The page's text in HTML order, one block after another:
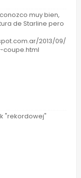
muy bien,
de Starline pero
2013/09/
"rekordowej"